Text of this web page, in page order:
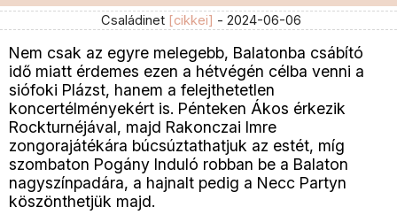
Családinet [cikkei] - 2024-06-06
Nem csak az egyre melegebb, Balatonba csábító
idő miatt érdemes ezen a hétvégén célba venni a
siófoki Plázst, hanem a felejthetetlen
koncertélményekért is. Pénteken Ákos érkezik
Rockturnéjával, majd Rakonczai Imre
zongorajátékára búcsúztathatjuk az estét, míg
szombaton Pogány Induló robban be a Balaton
nagyszínpadára, a hajnalt pedig a Necc Partyn
köszönthetjük majd.